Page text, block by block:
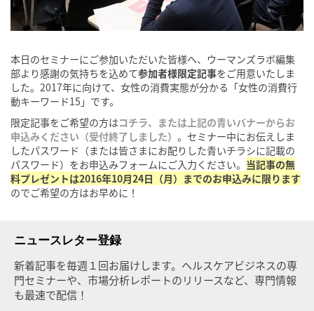
本日のセミナーにご参加いただいた皆様へ、ウーマンズラボ編集
部より感謝の気持ちを込めて参加者様限定記事をご用意いたしま
した。2017年に向けて、女性の消費実態が分かる「女性の消費行
動キーワード15」です。
限定記事をご希望の方はコチラ、または上記の青いバナーからお
申込みください（受付終了しました） 。セミナー中にお伝えしま
したパスワード（または皆さまにお配りした青いチラシに記載の
パスワード）をお申込みフォームにご入力ください。 当記事の無
料プレゼントは2016年10月24日（月）までのお申込みに限ります
のでご希望の方はお早めに！
ニュースレター登録
新着記事を毎週１回お届けします。ヘルスケアビジネスの専
門セミナーや、市場分析レポートのリリースなど、専門情報
も最速で配信！